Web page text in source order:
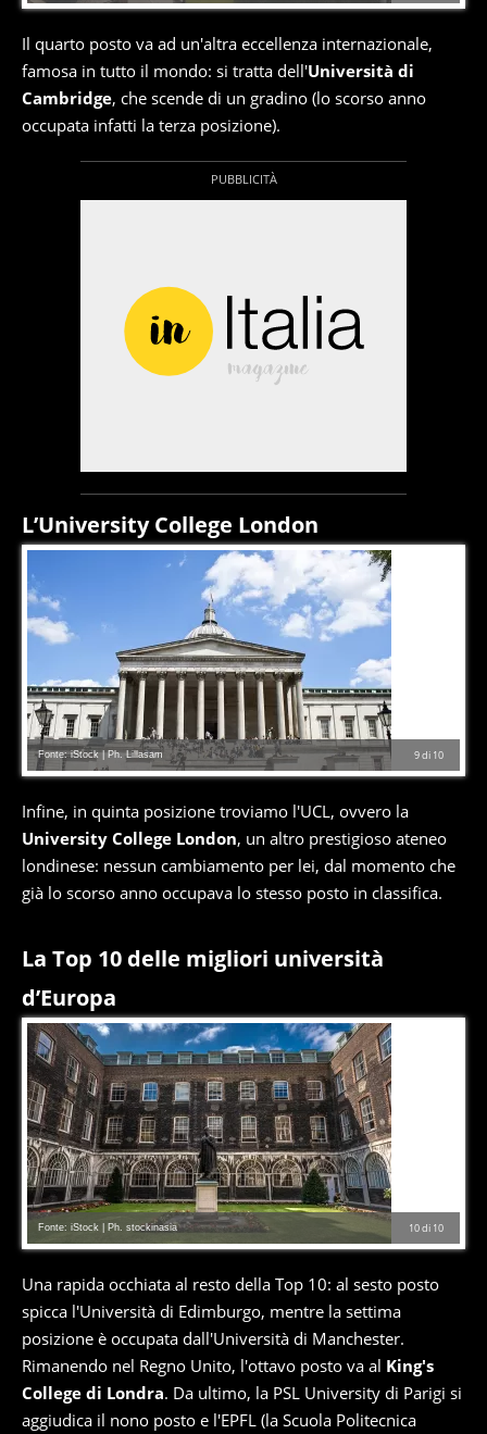
Il quarto posto va ad un'altra eccellenza internazionale,
famosa in tutto il mondo: si tratta dell'Università di
Cambridge, che scende di un gradino (lo scorso anno
occupata infatti la terza posizione).
L’University College London
9di 10
Fonte: iStock | Ph. Lillasam
Infine, in quinta posizione troviamo l'UCL, ovvero la
University College London, un altro prestigioso ateneo
londinese: nessun cambiamento per lei, dal momento che
già lo scorso anno occupava lo stesso posto in classifica.
La Top 10 delle migliori università
d’Europa
10di 10
Fonte: iStock | Ph. stockinasia
Una rapida occhiata al resto della Top 10: al sesto posto
spicca l'Università di Edimburgo, mentre la settima
posizione è occupata dall'Università di Manchester.
Rimanendo nel Regno Unito, l'ottavo posto va al King's
College di Londra. Da ultimo, la PSL University di Parigi si
aggiudica il nono posto e l'EPFL (la Scuola Politecnica